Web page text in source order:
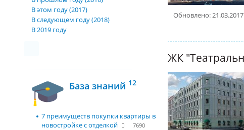
В этом году (2017)
В следующем году (2018)
В 2019 году
База знаний 12
7 преимуществ покупки квартиры в
новостройке с отделкой
7690
Обновлено: 21.03.2017